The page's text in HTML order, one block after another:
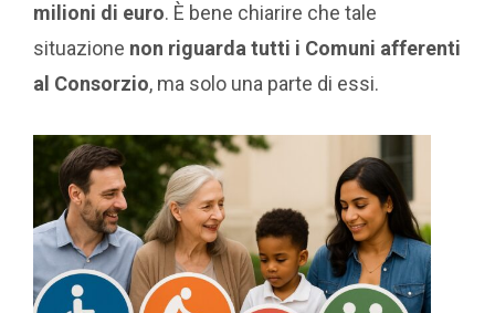
milioni di euro. È bene chiarire che tale
situazione non riguarda tutti i Comuni afferenti
al Consorzio, ma solo una parte di essi.